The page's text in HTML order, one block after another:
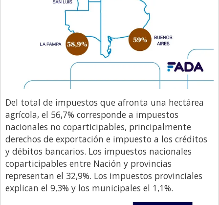
Del total de impuestos que afronta una hectárea
agrícola, el 56,7% corresponde a impuestos
nacionales no coparticipables, principalmente
derechos de exportación e impuesto a los créditos
y débitos bancarios. Los impuestos nacionales
coparticipables entre Nación y provincias
representan el 32,9%. Los impuestos provinciales
explican el 9,3% y los municipales el 1,1%.